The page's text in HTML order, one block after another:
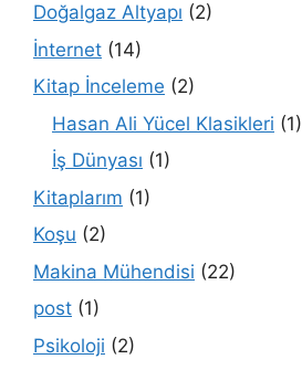
Doğalgaz Altyapı (2)
İnternet (14)
Kitap İnceleme (2)
Hasan Ali Yücel Klasikleri (1)
İş Dünyası (1)
Kitaplarım (1)
Koşu (2)
Makina Mühendisi (22)
post (1)
Psikoloji (2)